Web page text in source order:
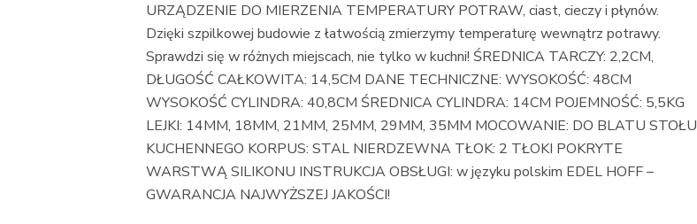
URZĄDZENIE DO MIERZENIA TEMPERATURY POTRAW, ciast, cieczy i płynów.
Dzięki szpilkowej budowie z łatwością zmierzymy temperaturę wewnątrz potrawy.
Sprawdzi się w różnych miejscach, nie tylko w kuchni! ŚREDNICA TARCZY: 2,2CM,
DŁUGOŚĆ CAŁKOWITA: 14,5CM DANE TECHNICZNE: WYSOKOŚĆ: 48CM
WYSOKOŚĆ CYLINDRA: 40,8CM ŚREDNICA CYLINDRA: 14CM POJEMNOŚĆ: 5,5KG
LEJKI: 14MM, 18MM, 21MM, 25MM, 29MM, 35MM MOCOWANIE: DO BLATU STOŁU
KUCHENNEGO KORPUS: STAL NIERDZEWNA TŁOK: 2 TŁOKI POKRYTE
WARSTWĄ SILIKONU INSTRUKCJA OBSŁUGI: w języku polskim EDEL HOFF –
GWARANCJA NAJWYŻSZEJ JAKOŚCI!